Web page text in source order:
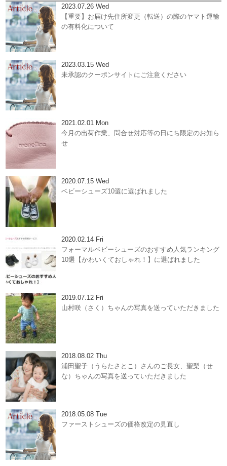
2023.07.26 Wed
【重要】お届け先住所変更（転送）の際のヤマト運輸
の有料化について
2023.03.15 Wed
未承認のクーポンサイトにご注意ください
2021.02.01 Mon
今月の出荷作業、問合せ対応等の日にち限定のお知ら
せ
2020.07.15 Wed
ベビーシューズ10選に選ばれました
2020.02.14 Fri
フォーマルベビーシューズのおすすめ人気ランキング
10選【かわいくておしゃれ！】に選ばれました
2019.07.12 Fri
山村咲（さく）ちゃんの写真を送っていただきました
2018.08.02 Thu
浦田聖子（うらたさとこ）さんのご長女、聖梨（せ
な）ちゃんの写真を送っていただきました
2018.05.08 Tue
ファーストシューズの価格改定の見直し